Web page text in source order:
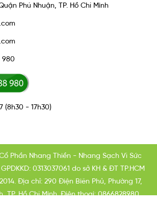
Phú Nhuận, TP. Hồ Chí Minh
980
(8h30 - 17h30)
Phần Nhang Thiền - Nhang Sạch Vì Sức
0313037061 do sở KH & ĐT TP.HCM
Địa chỉ: 290 Điện Biên Phủ, Phường 17,
TP. Hồ Chí Minh. Điện thoại: 0866828980.